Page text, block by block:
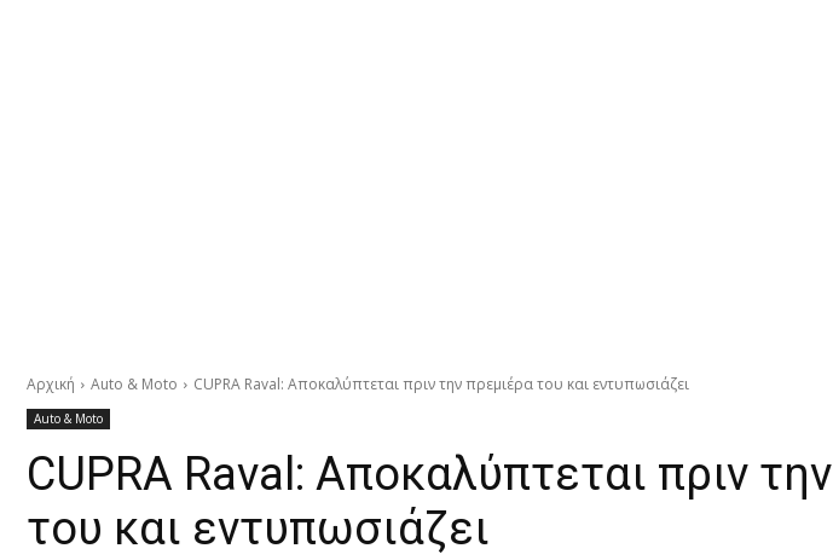
Αρχική Auto & Moto CUPRA Raval: Αποκαλύπτεται πριν την πρεμιέρα του και εντυπωσιάζει
Auto & Moto
CUPRA Raval: Αποκαλύπτεται πριν
του και εντυπωσιάζει